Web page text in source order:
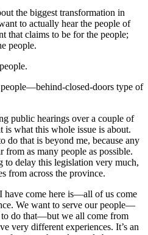
the biggest transformation in
to actually hear the people of
that claims to be for the people;
people.
people—behind-closed-doors type of
public hearings over a couple of
is what this whole issue is about.
do that is beyond me, because any
from as many people as possible.
to delay this legislation very much,
from across the province.
have come here is—all of us come
We want to serve our people—
do that—but we all come from
very different experiences. It’s an